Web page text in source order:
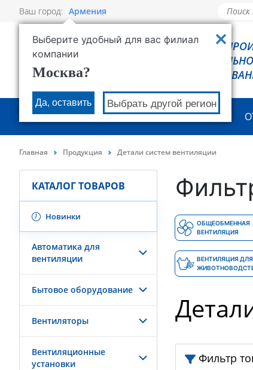
Ваш город: Армения
Выберите удобный для вас филиал
компании
Москва?
Да, оставить Выбрать другой регион
РОВЕН -
О КОМПАНИИ ПРОДУКЦИЯ
Главная Продукция Детали систем вентиляции
КАТАЛОГ ТОВАРОВ
Новинки
Автоматика для
вентиляции
Бытовое оборудование
Вентиляторы
Вентиляционные
установки
ОБЩЕОБМЕННАЯ
ВЕНТИЛЯЦИЯ
ВЕНТИЛЯЦИЯ ДЛЯ
Фильтр